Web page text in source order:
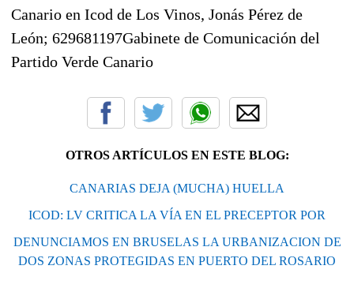
Canario en Icod de Los Vinos, Jonás Pérez de
León; 629681197Gabinete de Comunicación del
Partido Verde Canario
OTROS ARTÍCULOS EN ESTE BLOG:
CANARIAS DEJA (MUCHA) HUELLA
ICOD: LV CRITICA LA VÍA EN EL PRECEPTOR POR
DENUNCIAMOS EN BRUSELAS LA URBANIZACION DE
DOS ZONAS PROTEGIDAS EN PUERTO DEL ROSARIO